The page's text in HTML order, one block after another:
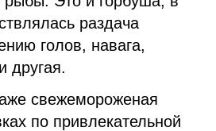
раздача
голов, навага,
другая.
свежемороженая
по привлекательной